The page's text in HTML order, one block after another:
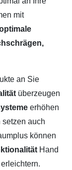
mit
an Sie
überzeugen
erhöhen
setzen auch
können
Hand